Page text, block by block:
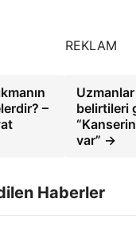
REKLAM
–
belirtileri
var” →
Haberler